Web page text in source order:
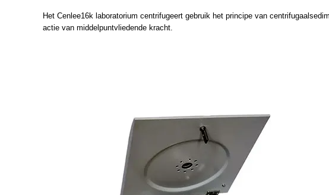
Het Cenlee16k laboratorium centrifugeert gebruik het principe van
actie van middelpuntvliedende kracht.